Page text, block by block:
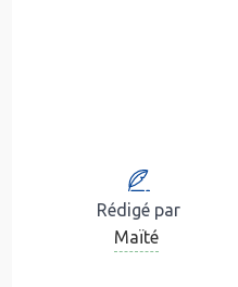
Rédigé par
Maïté